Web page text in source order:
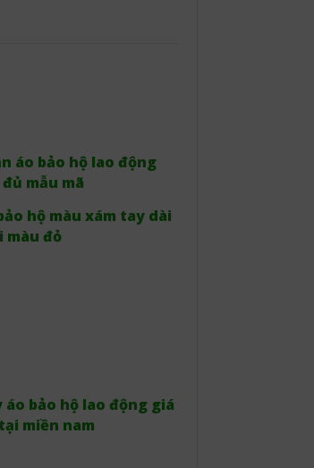
áo bảo hộ lao động
mẫu mã
hộ màu xám tay dài
màu đỏ
áo bảo hộ lao động giá
miền nam